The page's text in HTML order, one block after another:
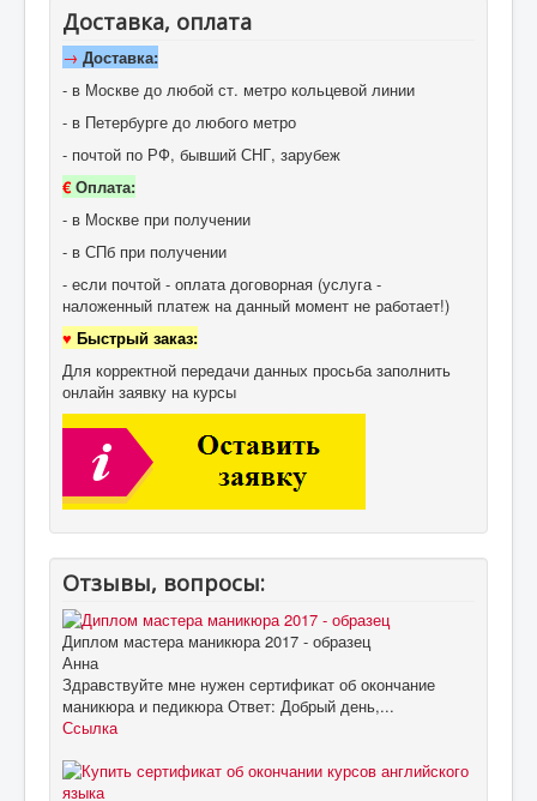
Доставка, оплата
→ Доставка:
- в Москве до любой ст. метро кольцевой линии
- в Петербурге до любого метро
- почтой по РФ, бывший СНГ, зарубеж
€Оплата:
- в Москве при получении
- в СПб при получении
- если почтой - оплата договорная (услуга -
наложенный платеж на данный момент не работает!)
♥ Быстрый заказ:
Для корректной передачи данных просьба заполнить
онлайн заявку на курсы
Отзывы, вопросы:
Диплом мастера маникюра 2017 - образец
Анна
Здравствуйте мне нужен сертификат об окончание
маникюра и педикюра Ответ: Добрый день,...
Ссылка